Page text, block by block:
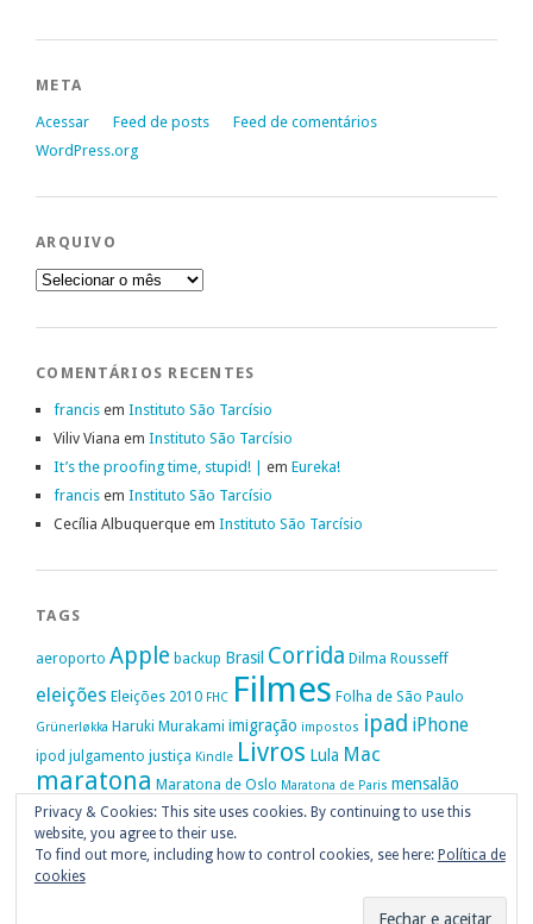
META
Acessar Feed de posts
Feed de comentários
WordPress.org
ARQUIVO
Arquivo
COMENTÁRIOS RECENTES
francis em Instituto São Tarcísio
Viliv Viana em Instituto São Tarcísio
It’s the proofing time, stupid! | em Eureka!
francis em Instituto São Tarcísio
Cecília Albuquerque em Instituto São Tarcísio
TAGS
aeroporto Apple backup Brasil Corrida Dilma Rousseff
eleições Eleições 2010 FHC Filmes Folha de São Paulo
Grünerløkka Haruki Murakami imigração impostos ipad iPhone
ipod julgamento justiça Kindle Livros Lula Mac
maratona Maratona de Oslo Maratona de Paris mensalão
movimento passe livre música nike Noruega OAB OiOsloPolítica
Portugal Privacidade protestos PT
Vitória da Conquista
Privacy & Cookies: This site uses cookies. By continuing to use this
website, you agree to their use.
To find out more, including how to control cookies, see here: Política de
cookies